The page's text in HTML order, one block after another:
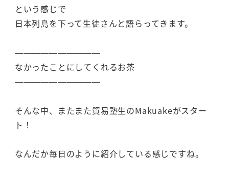
という感じで
日本列島を下って生徒さんと語らってきます。
——————————
なかったことにしてくれるお茶
——————————
そんな中、またまた貿易塾生のMakuakeがスター
ト！
なんだか毎日のように紹介している感じですね。